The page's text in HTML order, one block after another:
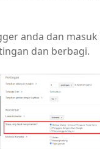
anda dan
dan berbagi.